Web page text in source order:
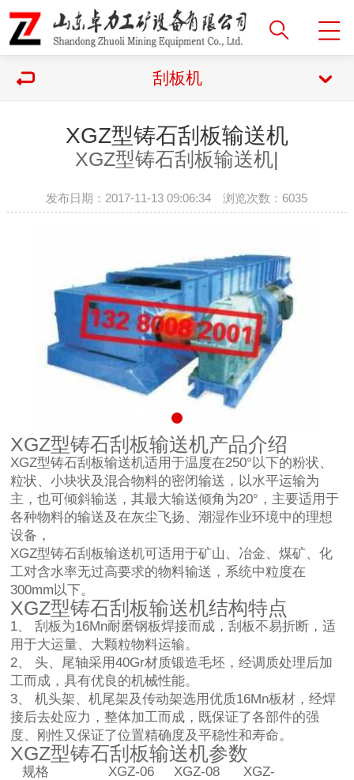
刮板机
XGZ型铸石刮板输送机
XGZ型铸石刮板输送机|
发布日期：2017-11-13 09:06:34 浏览次数： 6035
XGZ型铸石刮板输送机产品介绍
XGZ型铸石刮板输送机适用于温度在250°以下的粉状、
粒状、小块状及混合物料的密闭输送，以水平运输为
主，也可倾斜输送，其最大输送倾角为20°，主要适用于
各种物料的输送及在灰尘飞扬、潮湿作业环境中的理想
设备，
XGZ型铸石刮板输送机可适用于矿山、冶金、煤矿、化
工对含水率无过高要求的物料输送，系统中粒度在
300mm以下。
XGZ型铸石刮板输送机结构特点
1、 刮板为16Mn耐磨钢板焊接而成，刮板不易折断，适
用于大运量、大颗粒物料运输。
2、 头、尾轴采用40Gr材质锻造毛坯，经调质处理后加
工而成，具有优良的机械性能。
3、 机头架、机尾架及传动架选用优质16Mn板材，经焊
接后去处应力，整体加工而成，既保证了各部件的强
度、刚性又保证了位置精确度及平稳性和寿命。
XGZ型铸石刮板输送机参数
规格 XGZ-06 XGZ-08 XGZ-